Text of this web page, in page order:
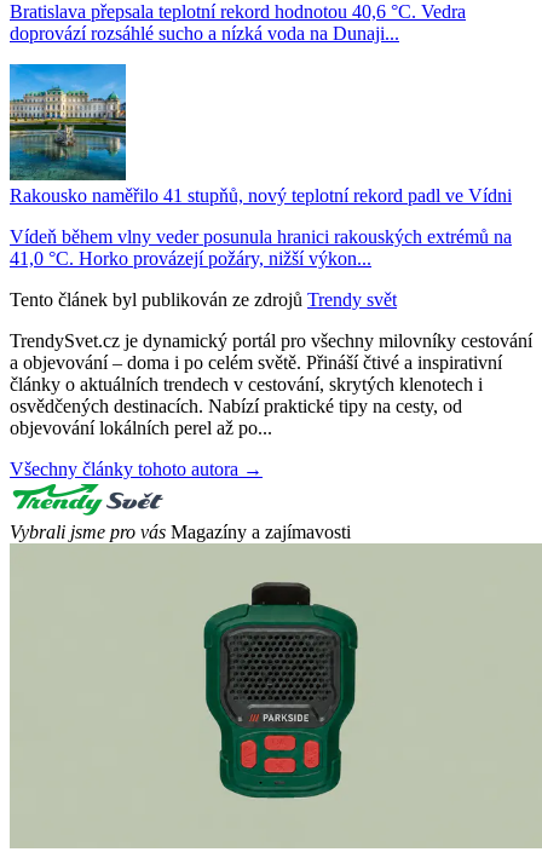
Bratislava přepsala teplotní rekord hodnotou 40,6 °C. Vedra
doprovází rozsáhlé sucho a nízká voda na Dunaji...
Rakousko naměřilo 41 stupňů, nový teplotní rekord padl ve Vídni
Vídeň během vlny veder posunula hranici rakouských extrémů na
41,0 °C. Horko provázejí požáry, nižší výkon...
Tento článek byl publikován ze zdrojů Trendy svět
TrendySvet.cz je dynamický portál pro všechny milovníky cestování
a objevování – doma i po celém světě. Přináší čtivé a inspirativní
články o aktuálních trendech v cestování, skrytých klenotech i
osvědčených destinacích. Nabízí praktické tipy na cesty, od
objevování lokálních perel až po...
Všechny články tohoto autora →
Vybrali jsme pro vás Magazíny a zajímavosti